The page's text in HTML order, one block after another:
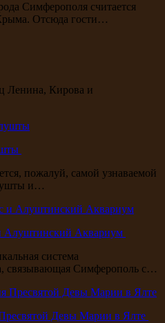
Симферополя считается
Отсюда гости…
Ленина, Кирова и
пожалуй, самой узнаваемой
и…
Алуштинский Аквариум
система
связывающая Симферополь с…
Девы Марии в Ялте